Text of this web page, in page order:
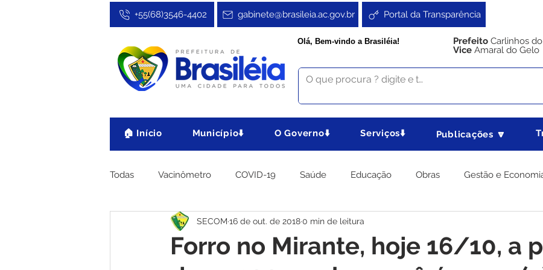
Portal da Transparência
gabinete@brasileia.ac.gov.br
+55(68)3546-4402
Olá, Bem-vindo a Brasiléia! Prefeito Carlinhos
Vice Amaral do Gelo
🏠 Início Município⬇️ O Governo⬇️ Serviços⬇️ Publicações 🔽
Todas Vacinômetro COVID-19 Saúde Educação Obras Gestão e
Cultura, Festa e Esporte No Gabinete Agricultura e Produção
Forro no Mirante, hoje 16/10, a
SECOM 16 de out. de 20180 min de leitura